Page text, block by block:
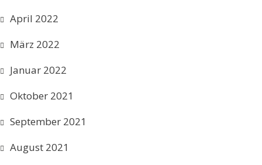
April 2022
März 2022
Januar 2022
Oktober 2021
September 2021
August 2021